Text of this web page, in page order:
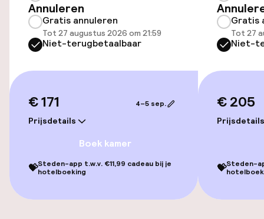
Fietsenstalling
Fietsverhuur
Toegankelijkheid
Overal rolstoeltoegankelijk
Zwemmen & wellness
Privé zwembad
Annuleren
Gratis annuleren
Tot 27 augustus 2026 om 21:59
Niet-terugbetaalbaar
€ 171
Prijsdetails
4–5 sep.
Boek kamer
💝Steden-app t.w.v. €11,99 cadeau bij je
hotelboeking
Gratis
Tot 27
Niet-
€ 205
Prijsdetails
💝Steden-